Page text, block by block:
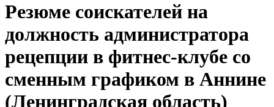
Резюме соискателей на
должность администратора
рецепции в фитнес-клубе со
сменным графиком в Аннине
(Ленинградская область)